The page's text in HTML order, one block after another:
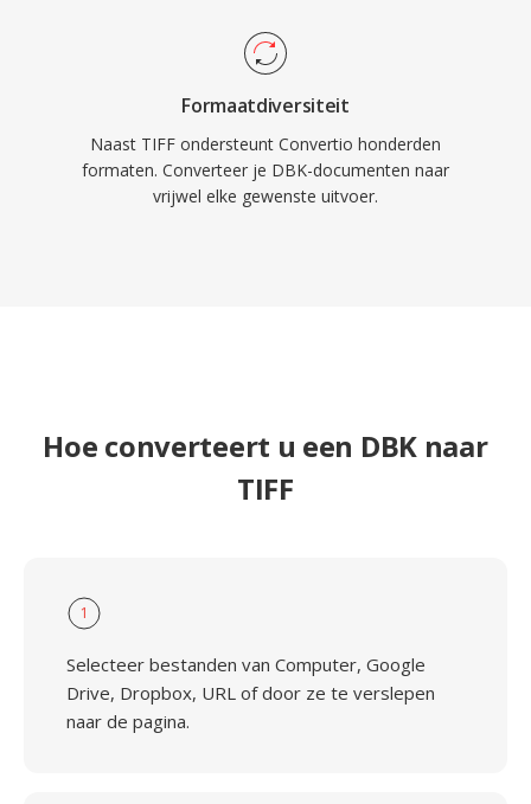
Formaatdiversiteit
Naast TIFF ondersteunt Convertio honderden
formaten. Converteer je DBK-documenten naar
vrijwel elke gewenste uitvoer.
Hoe converteert u een DBK naar
TIFF
1
Selecteer bestanden van Computer, Google
Drive, Dropbox, URL of door ze te verslepen
naar de pagina.